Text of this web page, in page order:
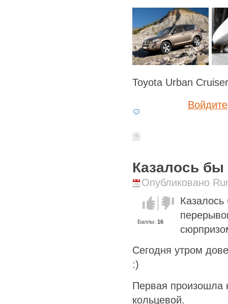
Toyota Urban Cruiser
Войдите
Казалось бы
Опубликовано
Голос за!Голос
против!
Баллы: 16
Сегодня утром
:)
Первая произошла
кольцевой.